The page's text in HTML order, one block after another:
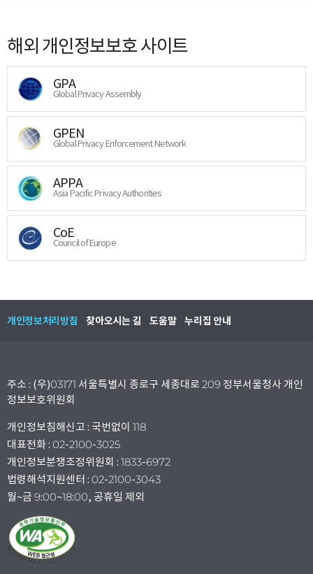
해외 개인정보보호 사이트
GPA
Global Privacy Assembly
GPEN
Global Privacy Enforcement Network
APPA
Asia Pacific Privacy Authorities
CoE
Council of Europe
개인정보처리방침 찾아오시는 길 도움말 누리집 안내
주소 : (우)03171 서울특별시 종로구 세종대로 209 정부서울청사 개인
정보보호위원회
개인정보침해신고 : 국번없이 118
대표전화 : 02-2100-3025
개인정보분쟁조정위원회 : 1833-6972
법령해석지원센터 : 02-2100-3043
월~금 9:00~18:00, 공휴일 제외